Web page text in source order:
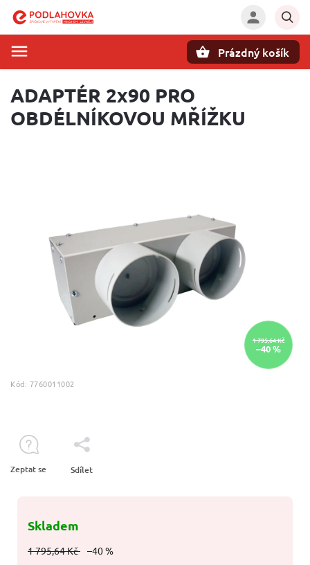
Prázdný košík
ADAPTÉR 2x90 PRO
OBDÉLNÍKOVOU MŘÍŽKU
1 795,64 Kč
–40 %
Kód: 7760011002
1 795,64 Kč –40 %
Skladem
Zeptat se Sdílet